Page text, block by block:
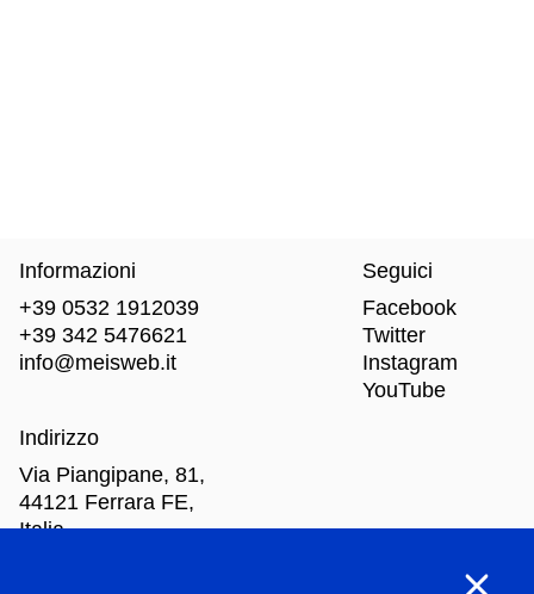
Informazioni
+39 0532 1912039
+39 342 5476621
info@meisweb.it
Indirizzo
Via Piangipane, 81,
44121 Ferrara FE,
Italia
Seguici
Facebook
Twitter
Instagram
YouTube